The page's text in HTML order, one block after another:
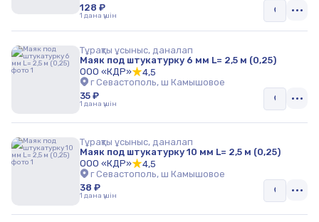
128 ₽
1 дана үшін
Тұрақты ұсыныс, даналап
Маяк под штукатурку 6 мм L= 2,5 м (0,25)
ООО «КДР»
4,5
г Севастополь, ш Камышовое
35 ₽
1 дана үшін
Тұрақты ұсыныс, даналап
Маяк под штукатурку 10 мм L= 2,5 м (0,25)
ООО «КДР»
4,5
г Севастополь, ш Камышовое
38 ₽
1 дана үшін